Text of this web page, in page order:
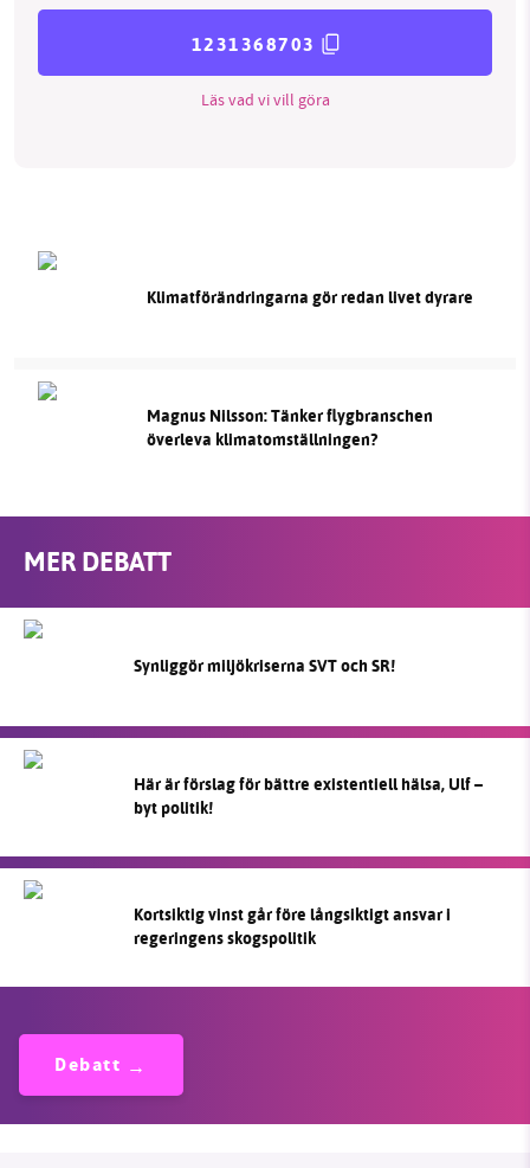
1231368703
Läs vad vi vill göra
Klimatförändringarna gör redan livet dyrare
Magnus Nilsson: Tänker flygbranschen
överleva klimatomställningen?
MER DEBATT
Synliggör miljökriserna SVT och SR!
Här är förslag för bättre existentiell hälsa, Ulf –
byt politik!
Kortsiktig vinst går före långsiktigt ansvar i
regeringens skogspolitik
Debatt